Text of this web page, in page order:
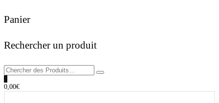
Panier
Rechercher un produit
0,00€